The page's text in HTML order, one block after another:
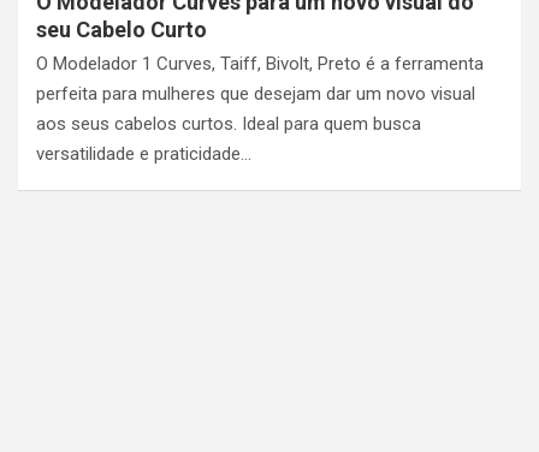
seu Cabelo Curto
O Modelador 1 Curves, Taiff, Bivolt, Preto é a ferramenta
perfeita para mulheres que desejam dar um novo visual
aos seus cabelos curtos. Ideal para quem busca
versatilidade e praticidade…